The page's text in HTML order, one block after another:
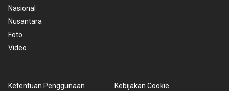
Nasional
Nusantara
Foto
Video
Ketentuan Penggunaan Kebijakan Cookie